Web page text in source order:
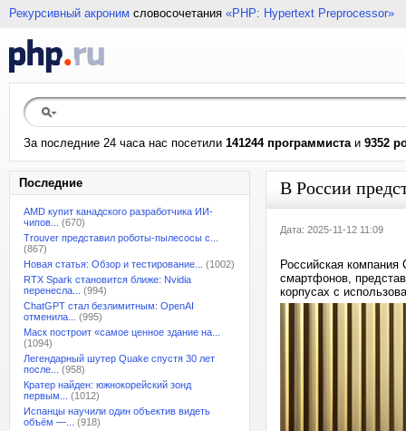
Рекурсивный акроним словосочетания «PHP: Hypertext Preprocessor»
За последние 24 часа нас посетили 141244 программистаи 9352
Последние
AMD купит канадского разработчика ИИ-
чипов...
(670)
Trouver представил роботы-пылесосы с...
(867)
Новая статья: Обзор и тестирование...
(1002)
RTX Spark становится ближе: Nvidia
перенесла...
(994)
ChatGPT стал безлимитным: OpenAI
отменила...
(995)
Маск построит «самое ценное здание на...
(1094)
Легендарный шутер Quake спустя 30 лет
после...
(958)
Кратер найден: южнокорейский зонд
первым...
(1012)
Испанцы научили один объектив видеть
объём —...
(918)
В России
Дата: 2025-11-12 11:09
Российская компания
смартфонов,
корпусах с